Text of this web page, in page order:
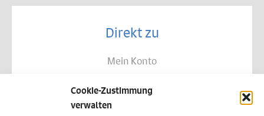
Cookie-Zustimmung
verwalten
Direkt zu
Mein Konto
Allgemeine Geschäftsbedingungen